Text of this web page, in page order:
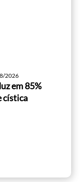
2026
em 85%
cística